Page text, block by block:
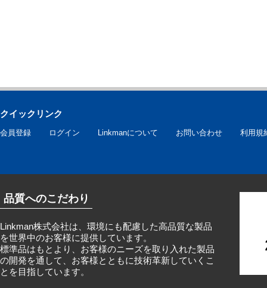
クイックリンク
会員登録 ログイン Linkmanについて お問い合わせ 利用規
品質へのこだわり
Linkman株式会社は、環境にも配慮した高品質な製品
を世界中のお客様に提供しています。
標準品はもとより、お客様のニーズを取り入れた製品
の開発を通して、お客様とともに技術革新していくこ
とを目指しています。